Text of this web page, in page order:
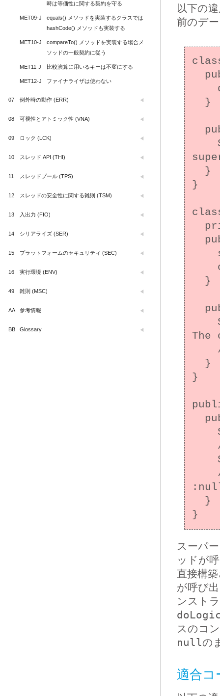
以下の
前のデ
}
}
スーパ
ッドが
直接構
が呼び
ンスト
スのコ
nullの
適合コ
時は等価性に関する契約を守る
MET09-J
equals() メソッドを実装するクラスでは
hashCode() メソッドも実装する
MET10-J
compareTo() メソッドを実装する場合メ
ソッドの一般契約に従う
MET11-J 比較演算に用いるキーは不変にする
MET12-J ファイナライザは使わない
07 例外時の動作 (ERR)
08 可視性とアトミック性 (VNA)
09 ロック (LCK)
10 スレッド API (THI)
11 スレッドプール (TPS)
12 スレッドの安全性に関する雑則 (TSM)
13 入出力 (FIO)
14 シリアライズ (SER)
15 プラットフォームのセキュリティ (SEC)
16 実行環境 (ENV)
49 雑則 (MSC)
AA 参考情報
BB Glossary